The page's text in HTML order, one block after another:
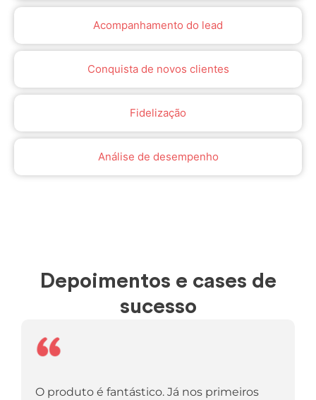
Acompanhamento do lead
Conquista de novos clientes
Fidelização
Análise de desempenho
Depoimentos e cases de
sucesso
O produto é fantástico. Já nos primeiros